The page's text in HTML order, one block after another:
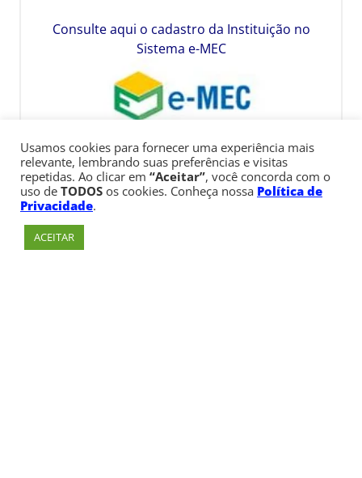
Consulte aqui o cadastro da Instituição no
Sistema e-MEC
Usamos cookies para fornecer uma experiência mais
relevante, lembrando suas preferências e visitas
repetidas. Ao clicar em “Aceitar”, você concorda com o
uso de TODOS os cookies. Conheça nossa Política de
Privacidade.
ACEITAR